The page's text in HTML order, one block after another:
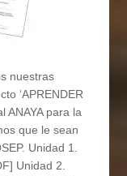
nuestras
‘APRENDER
ANAYA para la
que le sean
Unidad 1.
Unidad 2.